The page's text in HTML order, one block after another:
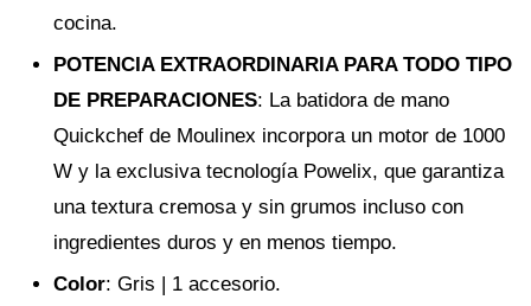
cocina.
POTENCIA EXTRAORDINARIA PARA TODO TIPO
DE PREPARACIONES: La batidora de mano
Quickchef de Moulinex incorpora un motor de 1000
W y la exclusiva tecnología Powelix, que garantiza
una textura cremosa y sin grumos incluso con
ingredientes duros y en menos tiempo.
Color: Gris | 1 accesorio.